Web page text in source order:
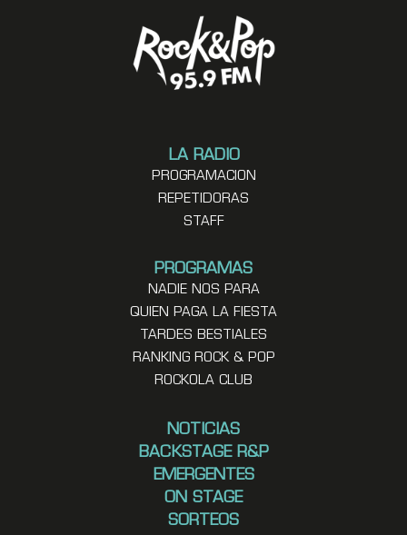
LA RADIO
PROGRAMACION
REPETIDORAS
STAFF
PROGRAMAS
NADIE NOS PARA
QUIEN PAGA LA FIESTA
TARDES BESTIALES
RANKING ROCK & POP
ROCKOLA CLUB
NOTICIAS
BACKSTAGE R&P
EMERGENTES
ON STAGE
SORTEOS